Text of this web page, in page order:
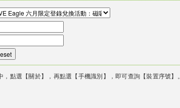
點選【關於】，再點選【手機識別】，即可查詢【裝置序號】。